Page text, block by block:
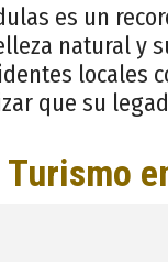
es un
natural y
locales
que su